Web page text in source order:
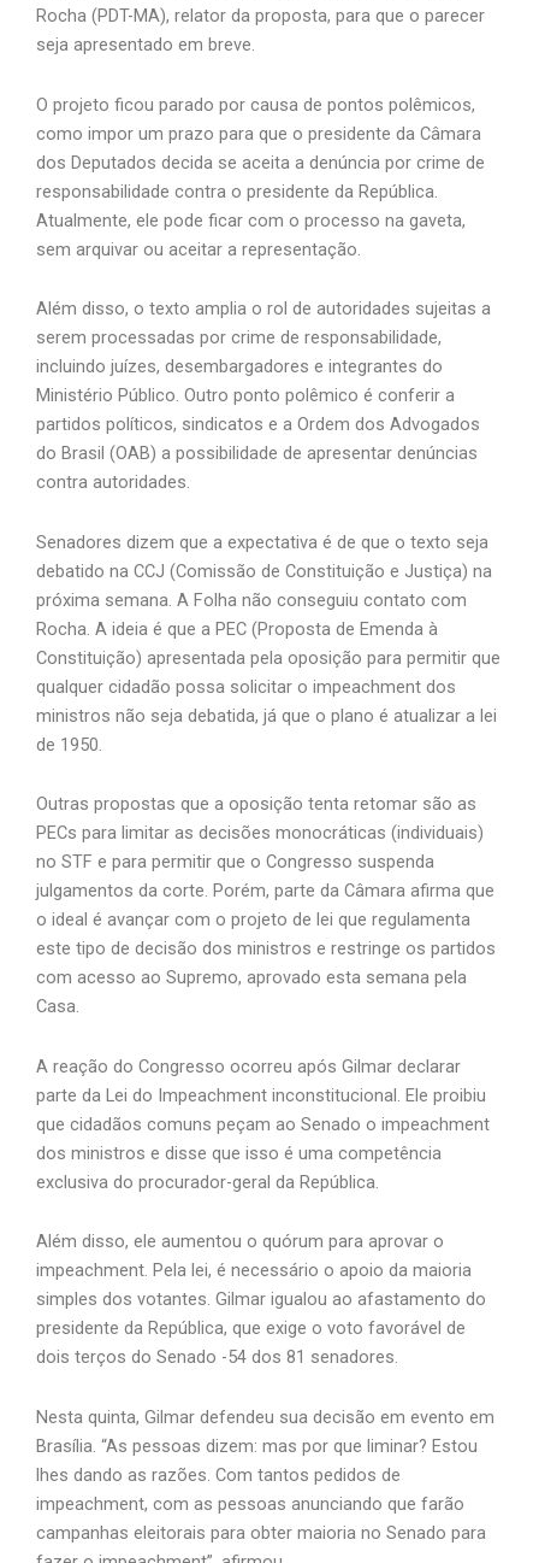
Rocha (PDT-MA), relator da proposta, para que o parecer
seja apresentado em breve.
O projeto ficou parado por causa de pontos polêmicos,
como impor um prazo para que o presidente da Câmara
dos Deputados decida se aceita a denúncia por crime de
responsabilidade contra o presidente da República.
Atualmente, ele pode ficar com o processo na gaveta,
sem arquivar ou aceitar a representação.
Além disso, o texto amplia o rol de autoridades sujeitas a
serem processadas por crime de responsabilidade,
incluindo juízes, desembargadores e integrantes do
Ministério Público. Outro ponto polêmico é conferir a
partidos políticos, sindicatos e a Ordem dos Advogados
do Brasil (OAB) a possibilidade de apresentar denúncias
contra autoridades.
Senadores dizem que a expectativa é de que o texto seja
debatido na CCJ (Comissão de Constituição e Justiça) na
próxima semana. A Folha não conseguiu contato com
Rocha. A ideia é que a PEC (Proposta de Emenda à
Constituição) apresentada pela oposição para permitir que
qualquer cidadão possa solicitar o impeachment dos
ministros não seja debatida, já que o plano é atualizar a lei
de 1950.
Outras propostas que a oposição tenta retomar são as
PECs para limitar as decisões monocráticas (individuais)
no STF e para permitir que o Congresso suspenda
julgamentos da corte. Porém, parte da Câmara afirma que
o ideal é avançar com o projeto de lei que regulamenta
este tipo de decisão dos ministros e restringe os partidos
com acesso ao Supremo, aprovado esta semana pela
Casa.
A reação do Congresso ocorreu após Gilmar declarar
parte da Lei do Impeachment inconstitucional. Ele proibiu
que cidadãos comuns peçam ao Senado o impeachment
dos ministros e disse que isso é uma competência
exclusiva do procurador-geral da República.
Além disso, ele aumentou o quórum para aprovar o
impeachment. Pela lei, é necessário o apoio da maioria
simples dos votantes. Gilmar igualou ao afastamento do
presidente da República, que exige o voto favorável de
dois terços do Senado -54 dos 81 senadores.
Nesta quinta, Gilmar defendeu sua decisão em evento em
Brasília. “As pessoas dizem: mas por que liminar? Estou
lhes dando as razões. Com tantos pedidos de
impeachment, com as pessoas anunciando que farão
campanhas eleitorais para obter maioria no Senado para